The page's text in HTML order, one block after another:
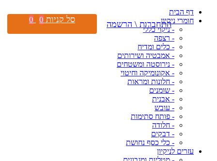
דף הבית
חומרי ניקיון
- ניקוי כללי
- רצפה
- כלים ומדיח
- אמבטיה ושירותים
- נירוסטה ומשטחים
- אקונומיקה וחיטוי
- חלונות ומראות
- שומנים
- אבנית
- עובש
- פותח סתימות
- חלודה
- דבקים
- כלי כסף נחושת
עזרים לניקיון
התחברות \ הרשמה סל קניות 0
0